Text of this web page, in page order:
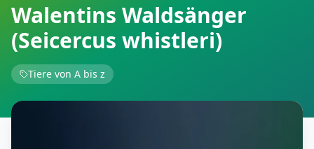
Walentins Waldsänger
(Seicercus whistleri)
Tiere von A bis z